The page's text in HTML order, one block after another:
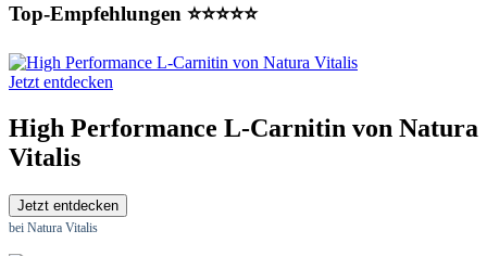
Top-Empfehlungen ⭐⭐⭐⭐⭐
Jetzt entdecken
High Performance L-Carnitin von Natura
Vitalis
Jetzt entdecken
bei Natura Vitalis